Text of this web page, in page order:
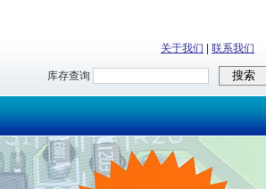
关于我们 联系我们
库存查询